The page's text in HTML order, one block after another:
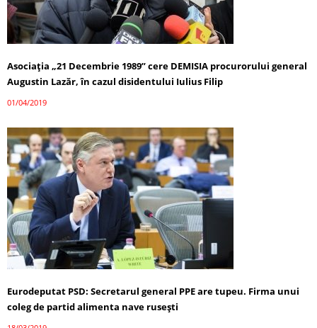
Asociaţia „21 Decembrie 1989” cere DEMISIA procurorului general
Augustin Lazăr, în cazul disidentului Iulius Filip
01/04/2019
Eurodeputat PSD: Secretarul general PPE are tupeu. Firma unui
coleg de partid alimenta nave ruseşti